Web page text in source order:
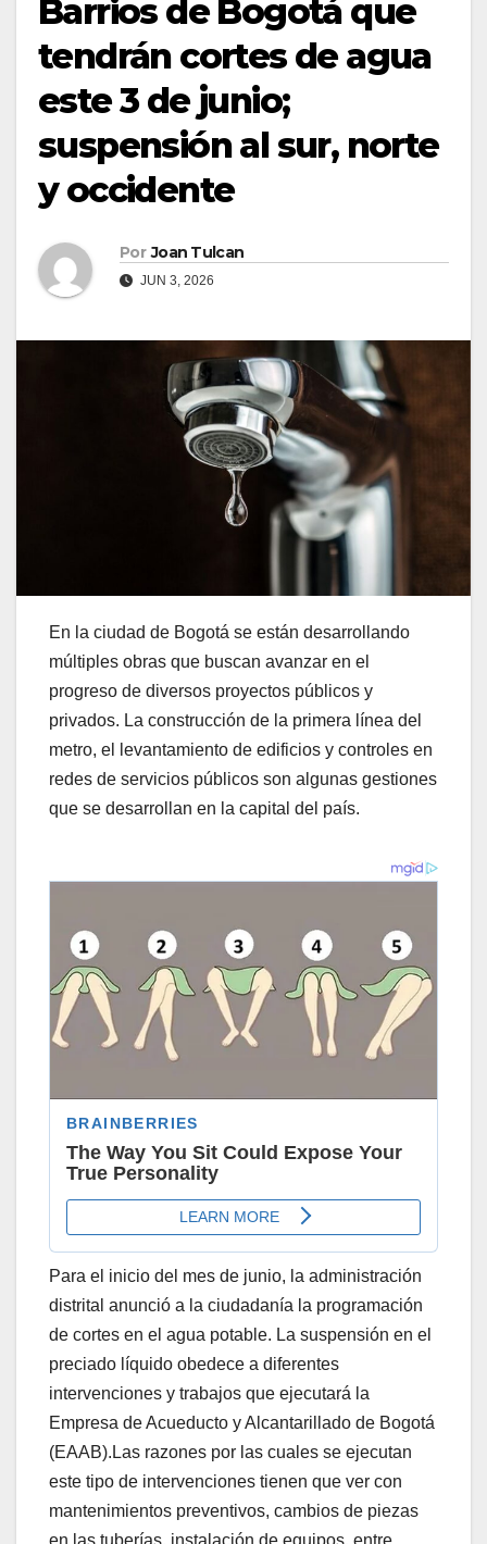
Barrios de Bogotá que
tendrán cortes de agua
este 3 de junio;
suspensión al sur, norte
y occidente
Por Joan Tulcan
JUN 3, 2026
En la ciudad de Bogotá se están desarrollando
múltiples obras que buscan avanzar en el
progreso de diversos proyectos públicos y
privados. La construcción de la primera línea del
metro, el levantamiento de edificios y controles en
redes de servicios públicos son algunas gestiones
que se desarrollan en la capital del país.
Para el inicio del mes de junio, la administración
distrital anunció a la ciudadanía la programación
de cortes en el agua potable. La suspensión en el
preciado líquido obedece a diferentes
intervenciones y trabajos que ejecutará la
Empresa de Acueducto y Alcantarillado de Bogotá
(EAAB).Las razones por las cuales se ejecutan
este tipo de intervenciones tienen que ver con
mantenimientos preventivos, cambios de piezas